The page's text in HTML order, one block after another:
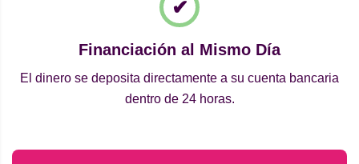
Financiación al Mismo Día
El dinero se deposita directamente a su cuenta bancaria
dentro de 24 horas.